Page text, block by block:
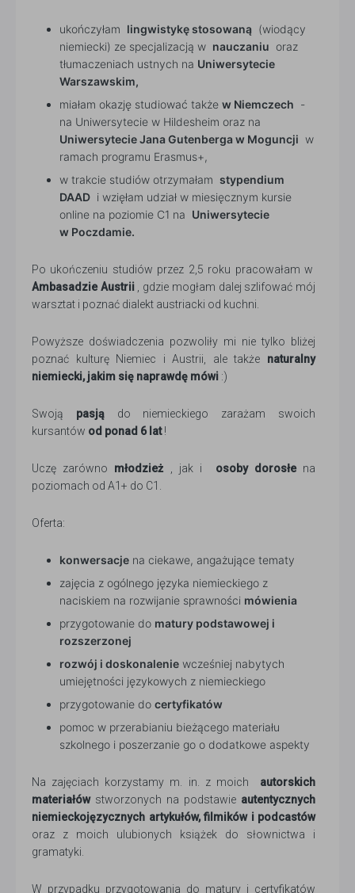
ukończyłam lingwistykę stosowaną (wiodący
niemiecki) ze specjalizacją w nauczaniu oraz
tłumaczeniach ustnych na Uniwersytecie
Warszawskim,
miałam okazję studiować także w Niemczech -
na Uniwersytecie w Hildesheim oraz na
Uniwersytecie Jana Gutenberga w Moguncji w
ramach programu Erasmus+,
w trakcie studiów otrzymałam stypendium
DAAD i wzięłam udział w miesięcznym kursie
online na poziomie C1 na Uniwersytecie
w Poczdamie.
Po ukończeniu studiów przez 2,5 roku pracowałam w
Ambasadzie Austrii, gdzie mogłam dalej szlifować mój
warsztat i poznać dialekt austriacki od kuchni.
Powyższe doświadczenia pozwoliły mi nie tylko bliżej
poznać kulturę Niemiec i Austrii, ale także naturalny
niemiecki, jakim się naprawdę mówi :)
Swoją pasjądo niemieckiego zarażam swoich
kursantów od ponad 6 lat!
Uczę zarówno młodzież , jak i osoby dorosłena
poziomach od A1+ do C1.
Oferta:
konwersacje na ciekawe, angażujące tematy
zajęcia z ogólnego języka niemieckiego z
naciskiem na rozwijanie sprawności mówienia
przygotowanie do matury podstawowej i
rozszerzonej
rozwój i doskonalenie wcześniej nabytych
umiejętności językowych z niemieckiego
przygotowanie do certyfikatów
pomoc w przerabianiu bieżącego materiału
szkolnego i poszerzanie go o dodatkowe aspekty
Na zajęciach korzystamy m. in. z moich autorskich
materiałówstworzonych na podstawie autentycznych
niemieckojęzycznych artykułów, filmików i podcastów
oraz z moich ulubionych książek do słownictwa i
gramatyki.
W przypadku przygotowania do matury i certyfikatów